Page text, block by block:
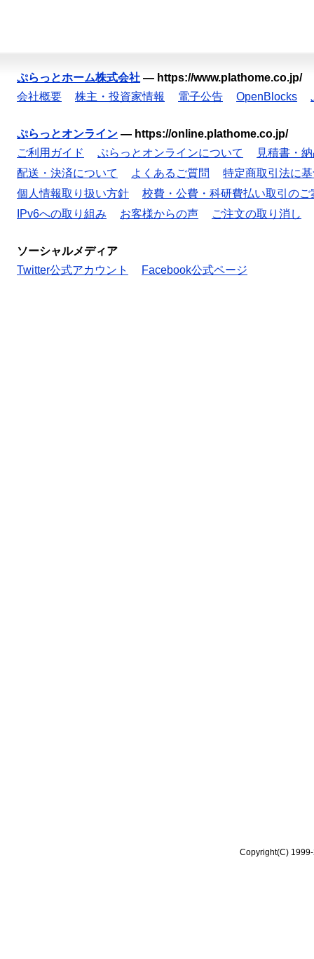
ぷらっとホーム株式会社 — https://www.plathome.co.jp/
会社概要
株主・投資家情報 電子公告 OpenBlocks
ぷらっとオンライン — https://online.plathome.co.jp/
ご利用ガイド
ぷらっとオンラインについて
見積書・
配送・決済について
よくあるご質問
特定商取引法に
個人情報取り扱い方針
校費・公費・科研費払い取引のご
IPv6への取り組み
お客様からの声 ご注文の取り消し
ソーシャルメディア
Twitter公式アカウント
Facebook公式ページ
Copyright(C)